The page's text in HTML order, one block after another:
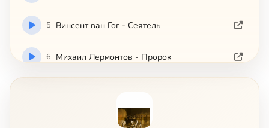
5 Винсент ван Гог - Сеятель
6 Михаил Лермонтов - Пророк
Ингмар Бергман - Седьмая печать